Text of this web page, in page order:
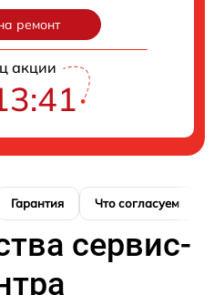
ремонт
акции
Гарантия Что согласуем
сервис-